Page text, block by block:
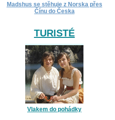
Madshus se stěhuje z Norska přes
Čínu do Česka
TURISTÉ
Vlakem do pohádky